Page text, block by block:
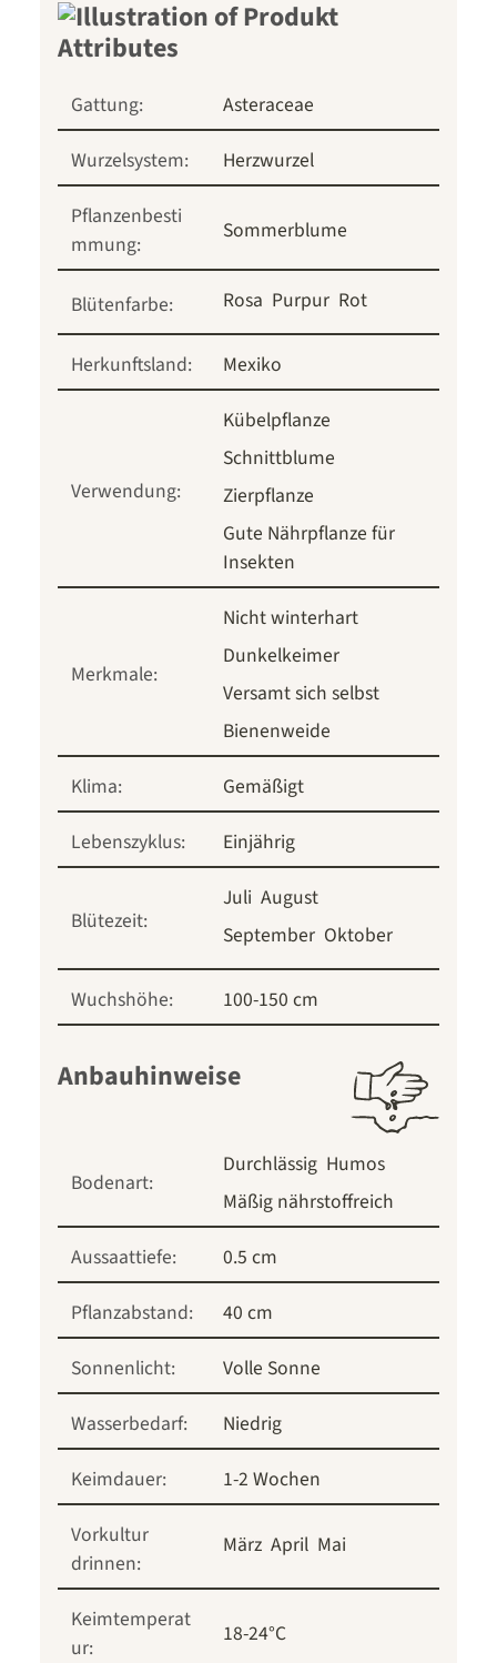
Gattung:
Asteraceae
Wurzelsystem:
Herzwurzel
Pflanzenbesti
mmung:
Sommerblume
Blütenfarbe: Rosa Purpur Rot
Herkunftsland: Mexiko
Verwendung:
Kübelpflanze
Schnittblume
Zierpflanze
Gute Nährpflanze für
Insekten
Merkmale:
Nicht winterhart
Dunkelkeimer
Versamt sich selbst
Bienenweide
Klima:
Gemäßigt
Lebenszyklus:
Einjährig
Blütezeit:
Juli August
September Oktober
Wuchshöhe: 100-150 cm
Anbauhinweise
Bodenart:
Durchlässig Humos
Mäßig nährstoffreich
Aussaattiefe:
0.5 cm
Pflanzabstand:
40 cm
Sonnenlicht:
Volle Sonne
Wasserbedarf:
Niedrig
Keimdauer:
1-2 Wochen
Vorkultur
drinnen:
März April Mai
Keimtemperat
ur:
18-24°C